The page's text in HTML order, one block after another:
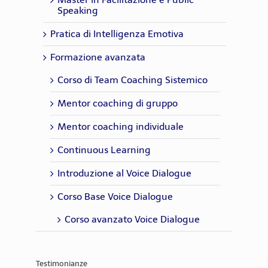
Speaking
Pratica di Intelligenza Emotiva
Formazione avanzata
Corso di Team Coaching Sistemico
Mentor coaching di gruppo
Mentor coaching individuale
Continuous Learning
Introduzione al Voice Dialogue
Corso Base Voice Dialogue
Corso avanzato Voice Dialogue
Testimonianze